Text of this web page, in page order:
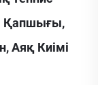
Қапшығы,
Аяқ Киімі